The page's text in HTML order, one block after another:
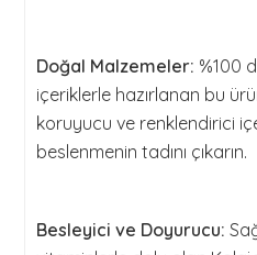
Doğal Malzemeler: %100
içeriklerle hazırlanan bu
koruyucu ve renklendirici
beslenmenin tadını çıkarın.
Besleyici ve Doyurucu: